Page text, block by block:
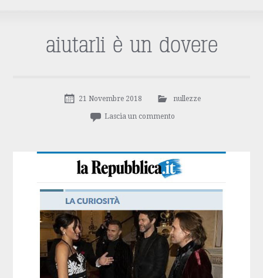
aiutarli è un dovere
21 Novembre 2018 nullezze
Lascia un commento